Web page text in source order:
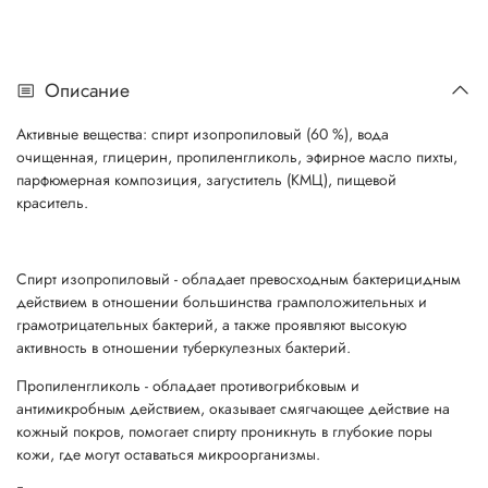
Описание
Активные вещества: спирт изопропиловый (60 %), вода
очищенная, глицерин, пропиленгликоль, эфирное масло пихты,
парфюмерная композиция, загуститель (КМЦ), пищевой
краситель.
Спирт изопропиловый - обладает превосходным бактерицидным
действием в отношении большинства грамположительных и
грамотрицательных бактерий, а также проявляют высокую
активность в отношении туберкулезных бактерий.
Пропиленгликоль - обладает противогрибковым и
антимикробным действием, оказывает смягчающее действие на
кожный покров, помогает спирту проникнуть в глубокие поры
кожи, где могут оставаться микроорганизмы.